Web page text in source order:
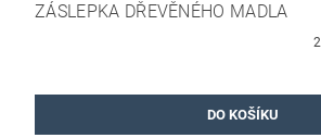
ZÁSLEPKA DŘEVĚNÉHO MADLA